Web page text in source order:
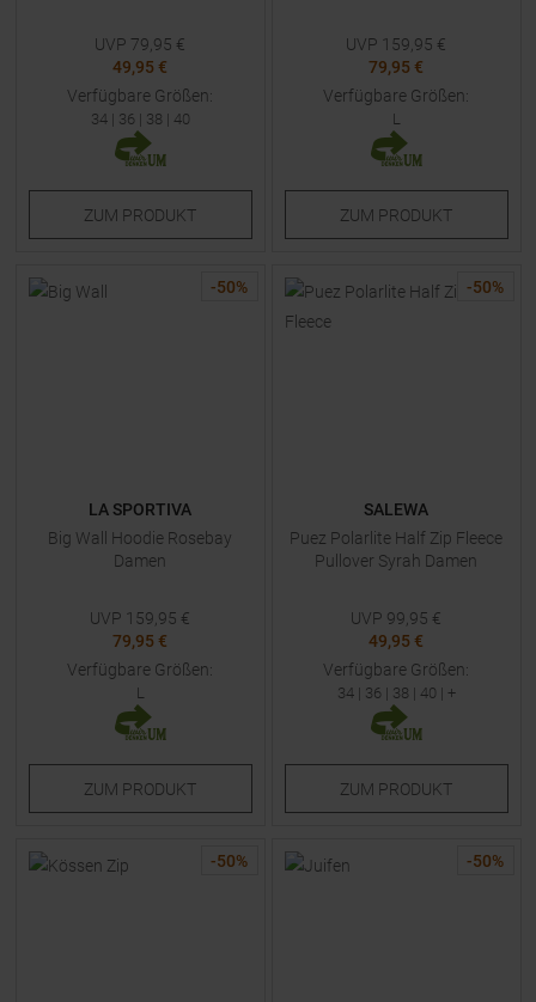
UVP 79,95 €
49,95 €
Verfügbare Größen:
34| 36 | 38 | 40
ZUM PRODUKT
UVP 159,95 €
79,95 €
Verfügbare Größen:
L
ZUM PRODUKT
-50%
LA SPORTIVA
Big Wall Hoodie Rosebay
Damen
UVP 159,95 €
79,95 €
Verfügbare Größen:
L
ZUM PRODUKT
-50%
SALEWA
Puez Polarlite Half Zip Fleece
Pullover Syrah Damen
UVP 99,95 €
49,95 €
Verfügbare Größen:
34| 36 | 38 | 40 | +
ZUM PRODUKT
-50% -50%